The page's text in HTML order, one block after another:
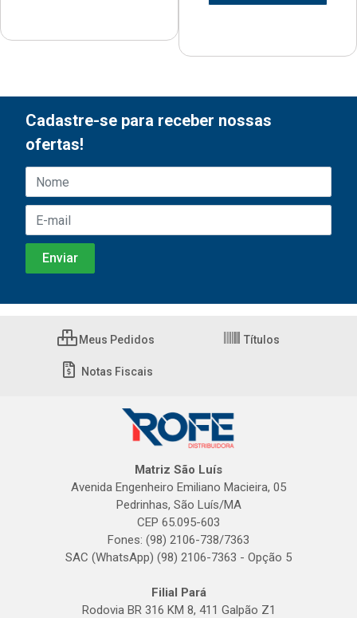
Cadastre-se para receber nossas
ofertas!
Meus Pedidos Títulos
Notas Fiscais
Matriz São Luís
Avenida Engenheiro Emiliano Macieira, 05
Pedrinhas, São Luís/MA
CEP 65.095-603
Fones: (98) 2106-738/7363
SAC (WhatsApp) (98) 2106-7363 - Opção 5
Filial Pará
Rodovia BR 316 KM 8, 411 Galpão Z1